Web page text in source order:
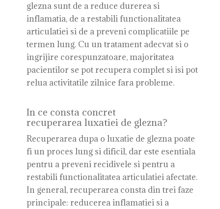
glezna sunt de a reduce durerea si
inflamatia, de a restabili functionalitatea
articulatiei si de a preveni complicatiile pe
termen lung. Cu un tratament adecvat si o
ingrijire corespunzatoare, majoritatea
pacientilor se pot recupera complet si isi pot
relua activitatile zilnice fara probleme.
In ce consta concret
recuperarea luxatiei de glezna?
Recuperarea dupa o luxatie de glezna poate
fi un proces lung si dificil, dar este esentiala
pentru a preveni recidivele si pentru a
restabili functionalitatea articulatiei afectate.
In general, recuperarea consta din trei faze
principale: reducerea inflamatiei si a